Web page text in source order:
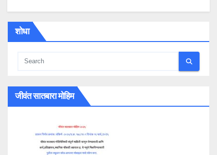
शोधा
जीवंत सातबारा मोहिम